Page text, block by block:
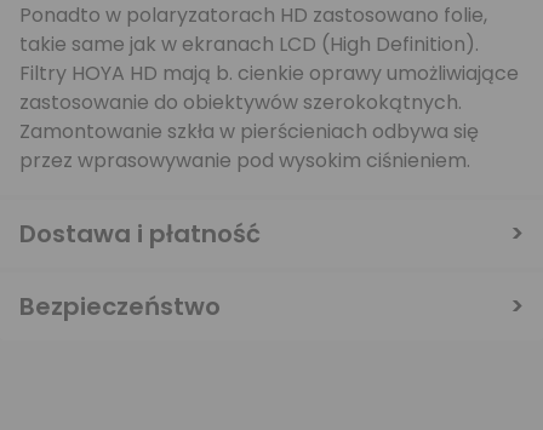
Ponadto w polaryzatorach HD zastosowano folie,
takie same jak w ekranach LCD (High Definition).
Filtry HOYA HD mają b. cienkie oprawy umożliwiające
zastosowanie do obiektywów szerokokątnych.
Zamontowanie szkła w pierścieniach odbywa się
przez wprasowywanie pod wysokim ciśnieniem.
Dostawa i płatność
Bezpieczeństwo